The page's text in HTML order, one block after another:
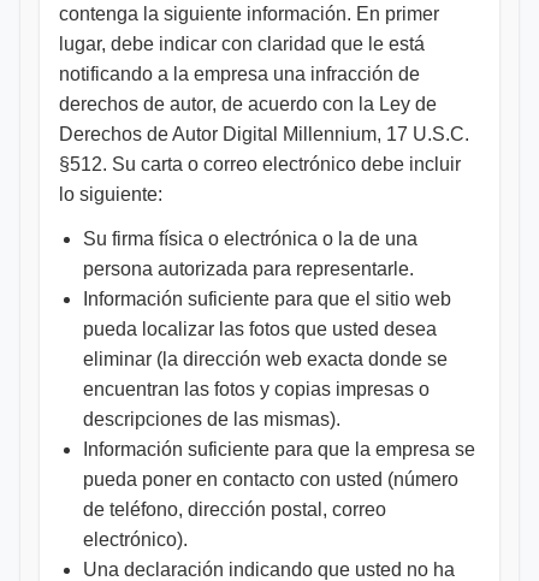
contenga la siguiente información. En primer
lugar, debe indicar con claridad que le está
notificando a la empresa una infracción de
derechos de autor, de acuerdo con la Ley de
Derechos de Autor Digital Millennium, 17 U.S.C.
§512. Su carta o correo electrónico debe incluir
lo siguiente:
Su firma física o electrónica o la de una
persona autorizada para representarle.
Información suficiente para que el sitio web
pueda localizar las fotos que usted desea
eliminar (la dirección web exacta donde se
encuentran las fotos y copias impresas o
descripciones de las mismas).
Información suficiente para que la empresa se
pueda poner en contacto con usted (número
de teléfono, dirección postal, correo
electrónico).
Una declaración indicando que usted no ha